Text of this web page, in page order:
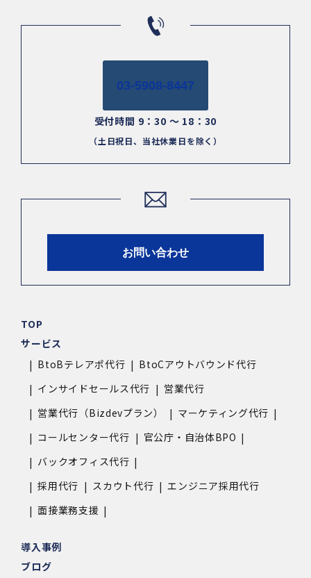
03-5908-8447
受付時間 9：30 ～ 18：30
（土日祝日、当社休業日を除く）
お問い合わせ
TOP
サービス
BtoBテレアポ代行
BtoCアウトバウンド代行
インサイドセールス代行
営業代行
営業代行（Bizdevプラン）
マーケティング代行
コールセンター代行
官公庁・自治体BPO
バックオフィス代行
採用代行
スカウト代行
エンジニア採用代行
面接業務支援
導入事例
ブログ